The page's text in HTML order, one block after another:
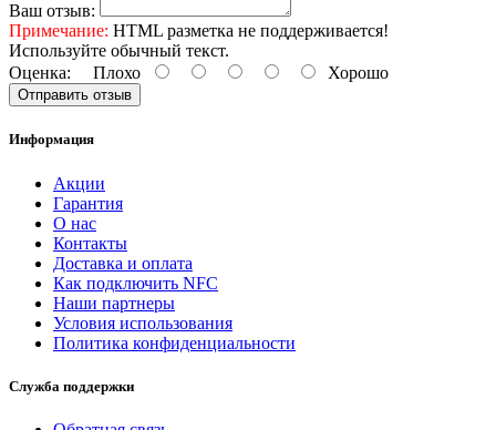
Ваш отзыв:
Примечание: HTML разметка не поддерживается!
Используйте обычный текст.
Оценка: Плохо Хорошо
Отправить отзыв
Информация
Акции
Гарантия
O нас
Контакты
Доставка и оплата
Как подключить NFC
Наши партнеры
Условия использования
Политика конфиденциальности
Служба поддержки